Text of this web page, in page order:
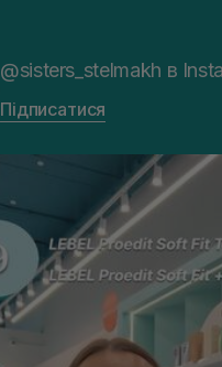
@sisters_stelmakh в
Підписатися